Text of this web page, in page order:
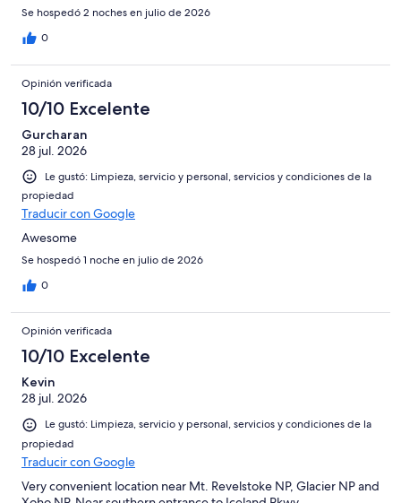
Se hospedó 2 noches en julio de 2026
0
Opinión verificada
10/10 Excelente
Gurcharan
28 jul. 2026
Le gustó: Limpieza, servicio y personal, servicios y condiciones de la
propiedad
Traducir con Google
Awesome
Se hospedó 1 noche en julio de 2026
0
Opinión verificada
10/10 Excelente
Kevin
28 jul. 2026
Le gustó: Limpieza, servicio y personal, servicios y condiciones de la
propiedad
Traducir con Google
Very convenient location near Mt. Revelstoke NP, Glacier NP and